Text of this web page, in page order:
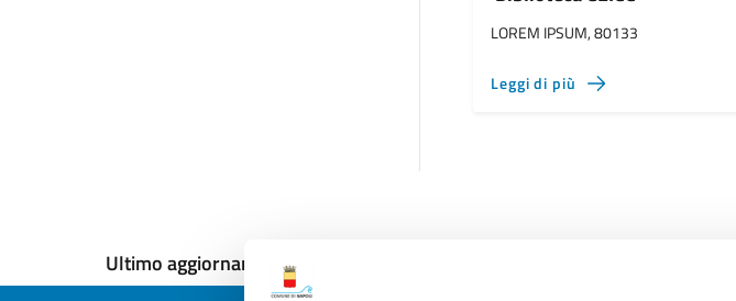
LOREM IPSUM, 80133
Leggi di più
Ultimo aggiornamento: